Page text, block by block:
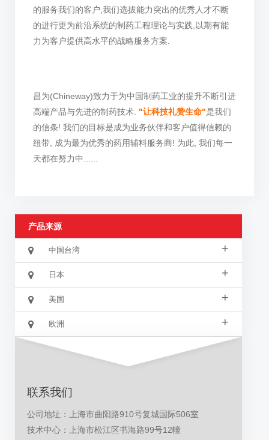
的服务我们的客户,我们选拔能力突出的优秀人才不断
的进行更为前沿系统的制药工程理论与实践,以期有能
力为客户提供高水平的战略服务方案.
昌为(Chineway)致力于为中国制药工业的提升不断引进
高端产品与先进的制药技术. "让科技礼赞生命"是我们
的信条! 我们的目标是成为业务伙伴和客户值得信赖的
纽带, 成为最为优秀的药用辅料服务商! 为此, 我们每一
天都在努力中......
产品来源
中国台湾 +
日本 +
美国 +
欧洲 +
联系我们
公司地址：上海市曲阳路910号复城国际506室
技术中心：上海市松江区书海路99号12幢